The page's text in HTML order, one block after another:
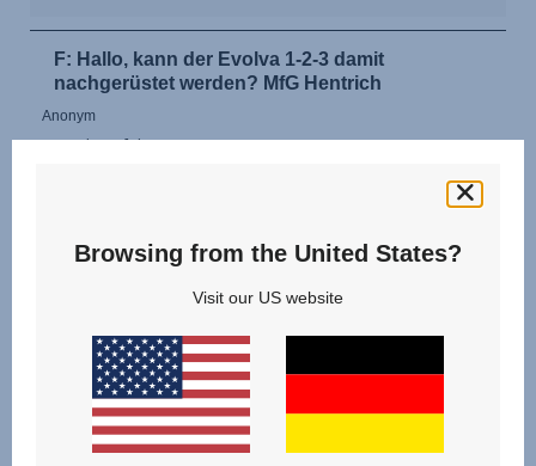
Browsing from the United States?
Visit our US website